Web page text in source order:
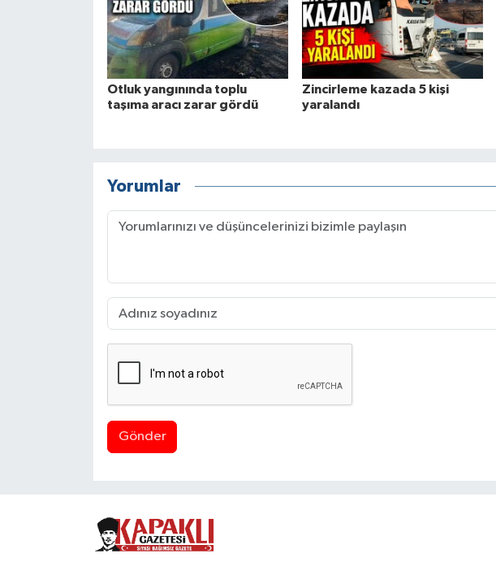
Otluk yangınında toplu
taşıma aracı zarar gördü
Zincirleme kazada 5 kişi
yaralandı
Yorumlar
Gönder